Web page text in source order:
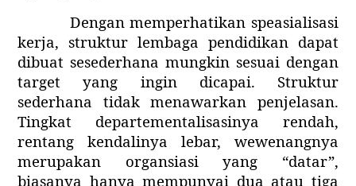
Dengan memperhatikan speasialisasi
kerja, struktur lembaga pendidikan dapat
dibuat sesederhana mungkin sesuai dengan
target yang ingin dicapai. Struktur
sederhana tidak menawarkan penjelasan.
Tingkat departementalisasinya rendah,
rentang kendalinya lebar, wewenangnya
merupakan organsiasi yang “datar”,
biasanya hanya mempunyai dua atau tiga